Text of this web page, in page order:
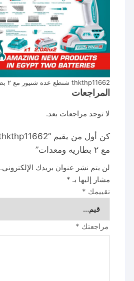
thkthp11662 شنطع عده شنيور مع ٢ بطاريه ومعدات
المراجعات
لا توجد مراجعات بعد.
مع ٢ بطاريه ومعدات”
لن يتم نشر عنوان بريدك الإلكتروني.
مشار إليها بـ *
تقييمك *
مراجعتك *